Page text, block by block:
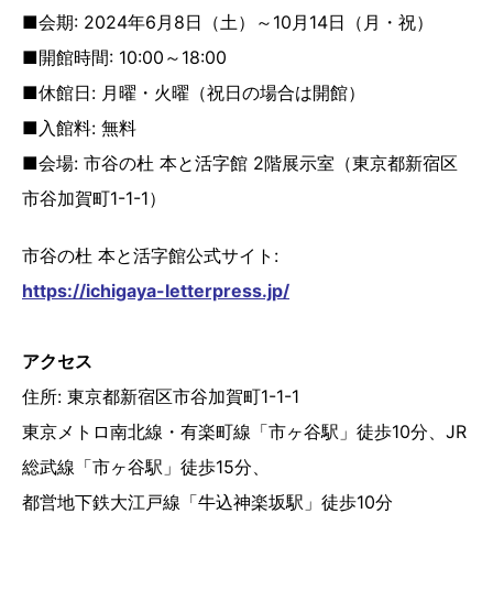
■会期: 2024年6月8日（土）～10月14日（月・祝）
■開館時間: 10:00～18:00
■休館日: 月曜・火曜（祝日の場合は開館）
■入館料: 無料
■会場: 市谷の杜 本と活字館 2階展示室（東京都新宿区
市谷加賀町1-1-1）
市谷の杜 本と活字館公式サイト:
https://ichigaya-letterpress.jp/
アクセス
住所: 東京都新宿区市谷加賀町1-1-1
東京メトロ南北線・有楽町線「市ヶ谷駅」徒歩10分、JR
総武線「市ヶ谷駅」徒歩15分、
都営地下鉄大江戸線「牛込神楽坂駅」徒歩10分